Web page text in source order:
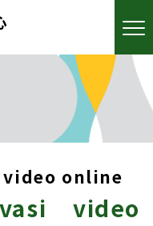
video online
video